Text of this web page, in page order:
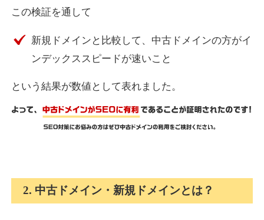
詳細を見る
DA38 外部リンク数
10,800円 入札 0件
詳細を見る
fukuoka-marathon.com
この検証を通して
新規ドメインと比較して、中古ドメインの方がイ
ンデックススピードが速いこと
という結果が数値として表れました。
2. 中古ドメイン・新規ドメインとは？